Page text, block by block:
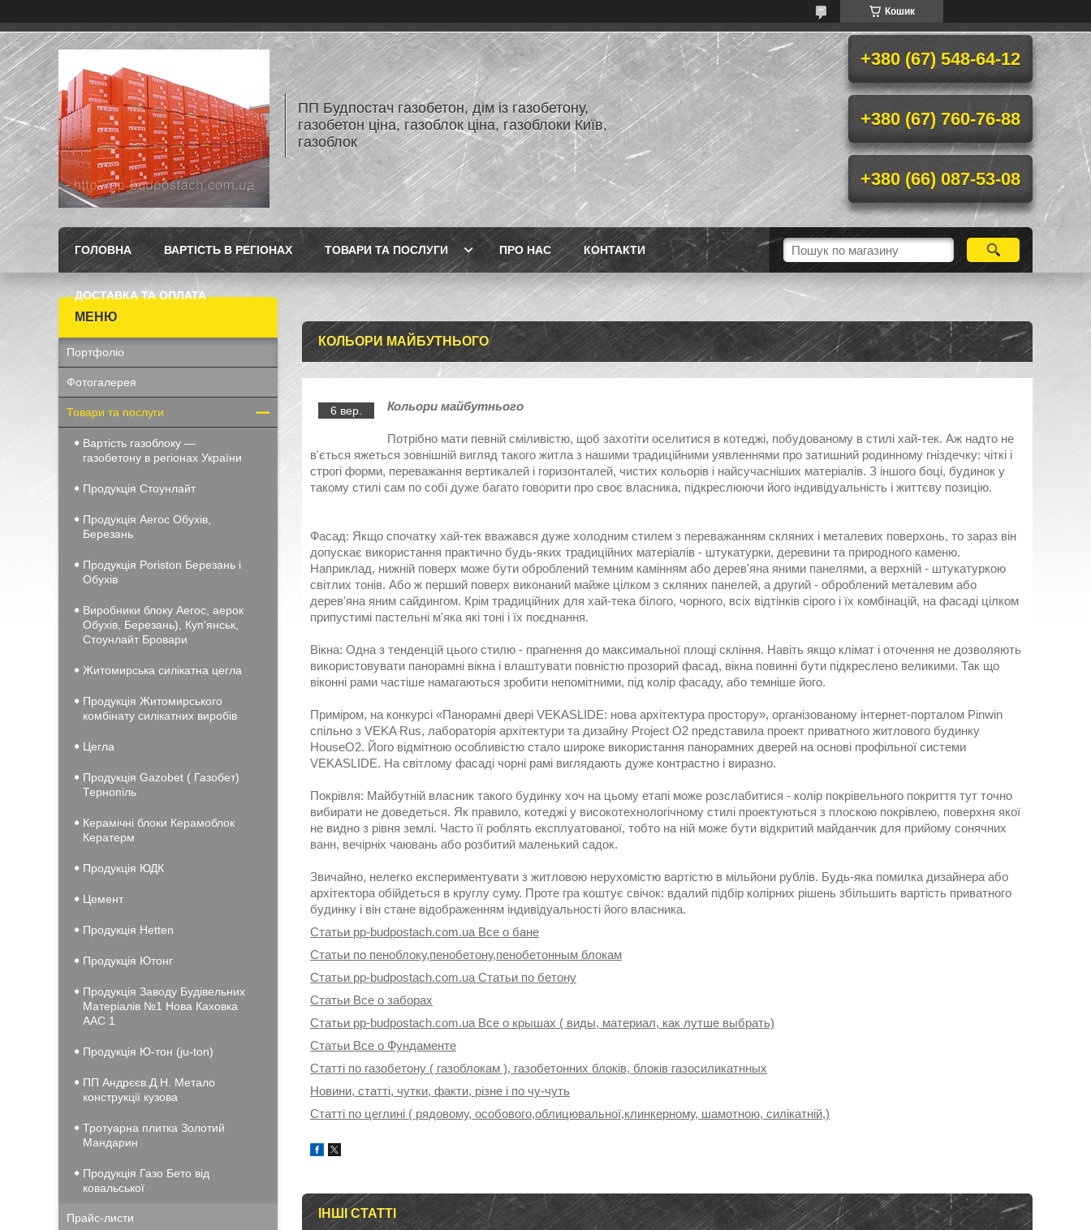
Кошик
ПП Будпостач газобетон, дім із газобетону,
газобетон ціна, газоблок ціна, газоблоки Київ,
газоблок
+380 (67) 548-64-12
+380 (67) 760-76-88
+380 (66) 087-53-08
ГОЛОВНА ВАРТІСТЬ В РЕГІОНАХ ТОВАРИ ТА ПОСЛУГИ ПРО НАС КОНТАКТИ
ДОСТАВКА ТА ОПЛАТА
КОЛЬОРИ МАЙБУТНЬОГО
6 вер. Кольори майбутнього
Потрібно мати певній сміливістю, щоб захотіти оселитися в котеджі, побудованому в стилі хай-тек. Аж надто не
в'ється яжеться зовнішній вигляд такого житла з нашими традиційними уявленнями про затишний родинному гніздечку: чіткі і
строгі форми, переважання вертикалей і горизонталей, чистих кольорів і найсучасніших матеріалів. З іншого боці, будинок у
такому стилі сам по собі дуже багато говорити про своє власника, підкреслюючи його індивідуальність і життєву позицію.
Фасад: Якщо спочатку хай-тек вважався дуже холодним стилем з переважанням скляних і металевих поверхонь, то зараз він
допускає використання практично будь-яких традиційних матеріалів - штукатурки, деревини та природного каменю.
Наприклад, нижній поверх може бути оброблений темним камінням або дерев'яна яними панелями, а верхній - штукатуркою
світлих тонів. Або ж перший поверх виконаний майже цілком з скляних панелей, а другий - оброблений металевим або
дерев'яна яним сайдингом. Крім традиційних для хай-тека білого, чорного, всіх відтінків сірого і їх комбінацій, на фасаді цілком
припустимі пастельні м'яка які тоні і їх поєднання.
Вікна: Одна з тенденцій цього стилю - прагнення до максимальної площі скління. Навіть якщо клімат і оточення не дозволяють
використовувати панорамні вікна і влаштувати повністю прозорий фасад, вікна повинні бути підкреслено великими. Так що
віконні рами частіше намагаються зробити непомітними, під колір фасаду, або темніше його.
Приміром, на конкурсі «Панорамні двері VEKASLIDE: нова архітектура простору», організованому інтернет-порталом Pinwin
спільно з VEKA Rus, лабораторія архітектури та дизайну Project O2 представила проект приватного житлового будинку
HouseO2. Його відмітною особливістю стало широке використання панорамних дверей на основі профільної системи
VEKASLIDE. На світлому фасаді чорні рамі виглядають дуже контрастно і виразно.
Покрівля: Майбутній власник такого будинку хоч на цьому етапі може розслабитися - колір покрівельного покриття тут точно
вибирати не доведеться. Як правило, котеджі у високотехнологічному стилі проектуються з плоскою покрівлею, поверхня якої
не видно з рівня землі. Часто її роблять експлуатованої, тобто на ній може бути відкритий майданчик для прийому сонячних
ванн, вечірніх чаювань або розбитий маленький садок.
Звичайно, нелегко експериментувати з житловою нерухомістю вартістю в мільйони рублів. Будь-яка помилка дизайнера або
архітектора обійдеться в круглу суму. Проте гра коштує свічок: вдалий підбір колірних рішень збільшить вартість приватного
будинку і він стане відображенням індивідуальності його власника.
Статьи pp-budpostach.com.ua Все о бане
Статьи по пеноблоку,пенобетону,пенобетонным блокам
Статьи pp-budpostach.com.ua Статьи по бетону
Статьи Все о заборах
Статьи pp-budpostach.com.ua Все о крышах ( виды, материал, как лутше выбрать)
Статьи Все о Фундаменте
Статті по газобетону ( газоблокам ), газобетонних блоків, блоків газосиликатнных
Новини, статті, чутки, факти, різне і по чу-чуть
Статті по цеглині ( рядовому, особового,облицювальної,клинкерному, шамотною, силікатній,)
ІНШІ СТАТТІ
Портфоліо
Фотогалерея
Товари та послуги
Вартість газоблоку —
газобетону в регіонах України
Продукція Стоунлайт
Продукція Aeroc Обухів,
Березань
Продукція Poriston Березань і
Обухів
Виробники блоку Aeroc, аерок
Обухів, Березань), Куп'янськ,
Стоунлайт Бровари
Житомирська силікатна цегла
Продукція Житомирського
комбінату силікатних виробів
Цегла
Продукція Gazobet ( Газобет)
Тернопіль
Керамічні блоки Керамоблок
Кератерм
Продукція ЮДК
Цемент
Продукція Hеtten
Продукція Ютонг
Продукція Заводу Будівельних
Матеріалів №1 Нова Каховка
ААС 1
Продукція Ю-тон (ju-ton)
ПП Андрєєв.Д.Н. Метало
конструкції кузова
Тротуарна плитка Золотий
Мандарин
Продукція Газо Бето від
ковальської
Прайс-листи